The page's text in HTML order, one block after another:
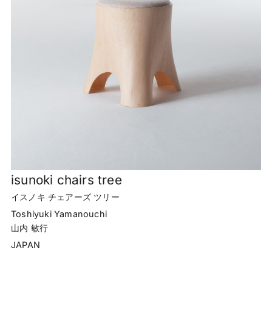
isunoki chairs tree
イスノキ チェアーズ ツリー
Toshiyuki Yamanouchi
山内 敏行
JAPAN